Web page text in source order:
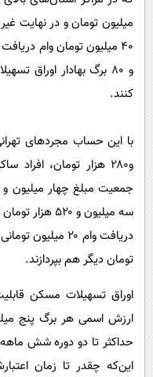
میلیون تومان و در نهایت
و ۸۰ برگ بهادار اوراق
کنند.
با این حساب مجردهای
سه میلیون و
تومان دیگر هم بپردازند.
اوراق تسهیلات مسکن
ارزش اسمی هر برگ پنج
حداکثر تا دو دوره شش
این‌که چقدر تا زمان